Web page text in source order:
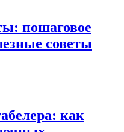
пошаговое
советы
как